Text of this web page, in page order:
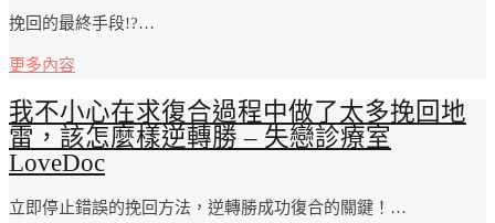
挽回的最終手段!?…
更多內容
我不小心在求復合過程中做了太多挽回地
雷，該怎麼樣逆轉勝 – 失戀診療室
LoveDoc
立即停止錯誤的挽回方法，逆轉勝成功復合的關鍵！…